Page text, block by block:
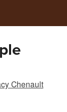
Chenault